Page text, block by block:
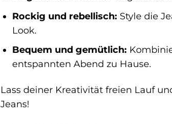
Rockig und rebellisch: Style die
Look.
Bequem und gemütlich:
entspannten Abend zu Hause.
Lass deiner Kreativität freien Lauf
Jeans!